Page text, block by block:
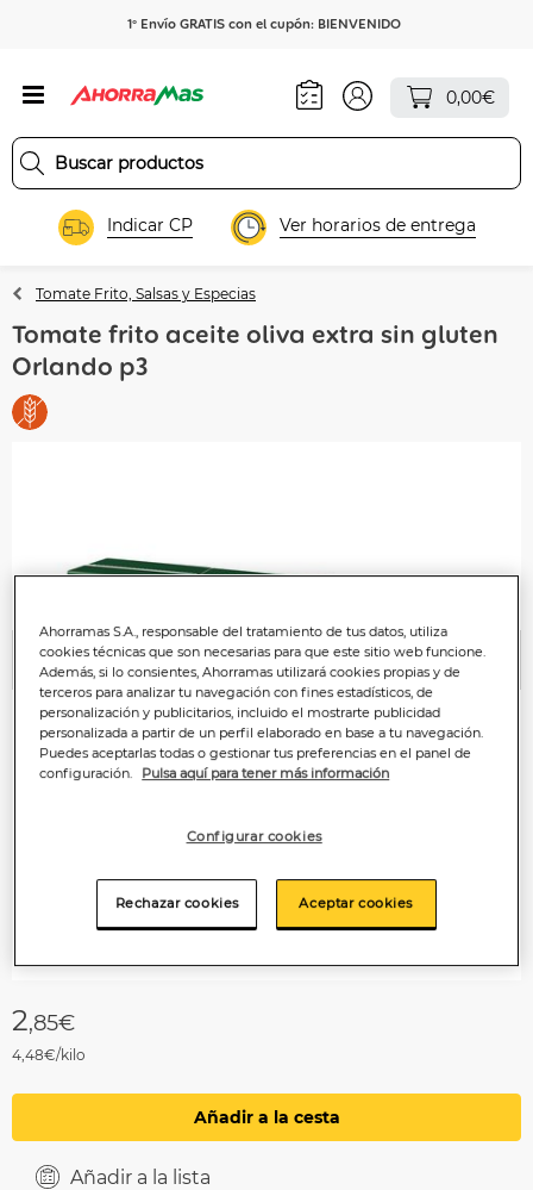
1º Envío GRATIS con el cupón: BIENVENIDO
0,00€
Indicar CP Ver horarios de entrega
Tomate Frito, Salsas y Especias
Tomate frito aceite oliva extra sin gluten
Orlando p3
Anterior
2,85€
4,48€/kilo
Añadir a la cesta
Añadir a la lista
Ahorramas S.A., responsable del tratamiento de tus datos, utiliza
cookies técnicas que son necesarias para que este sitio web funcione.
Además, si lo consientes, Ahorramas utilizará cookies propias y de
terceros para analizar tu navegación con fines estadísticos, de
personalización y publicitarios, incluido el mostrarte publicidad
personalizada a partir de un perfil elaborado en base a tu navegación.
Puedes aceptarlas todas o gestionar tus preferencias en el panel de
configuración.
Pulsa aquí para tener más información
Configurar cookies
Rechazar cookies Aceptar cookies